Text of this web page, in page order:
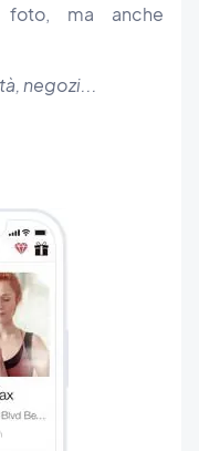
ma anche
negozi...